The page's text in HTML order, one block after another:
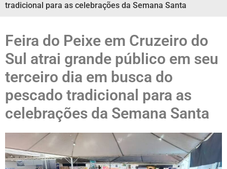
tradicional para as celebrações da Semana Santa
Feira do Peixe em Cruzeiro do
Sul atrai grande público em seu
terceiro dia em busca do
pescado tradicional para as
celebrações da Semana Santa